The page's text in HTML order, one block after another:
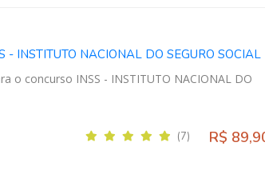
- INSTITUTO NACIONAL DO SEGURO SOCIAL
o concurso INSS - INSTITUTO NACIONAL DO
R$
(7)